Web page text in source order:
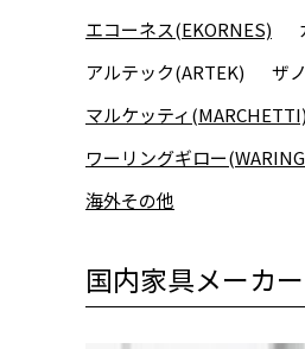
エコーネス(EKORNES)
アルテック(ARTEK)
ザ
マルケッティ(MARCHETTI)
ワーリングギロー
海外その他
国内家具メーカー